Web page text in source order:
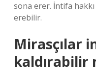
sona erer. İntifa
erebilir.
Mirasçılar
kaldırabilir